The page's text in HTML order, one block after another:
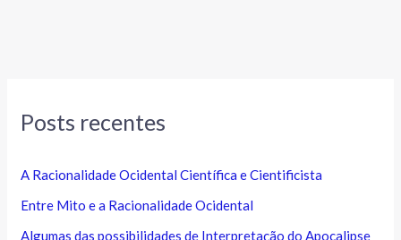
Posts recentes
A Racionalidade Ocidental Científica e Cientificista
Entre Mito e a Racionalidade Ocidental
Algumas das possibilidades de Interpretação do Apocalipse